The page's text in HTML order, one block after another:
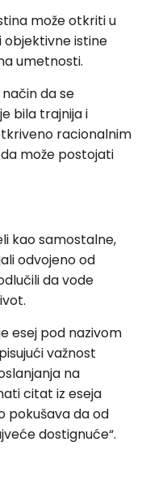
može otkriti u
objektivne istine
umetnosti.
da se
bila trajnija i
racionalnim
može postojati
kao samostalne,
odvojeno od
da vode
esej pod nazivom
važnost
na
citat iz eseja
pokušava da od
dostignuće“.